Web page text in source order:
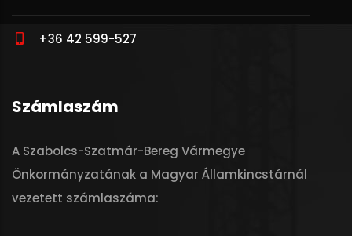
+36 42 599-527
Számlaszám
A Szabolcs-Szatmár-Bereg Vármegye
Önkormányzatának a Magyar Államkincstárnál
vezetett számlaszáma: